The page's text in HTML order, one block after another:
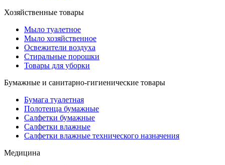
Хозяйственные товары
Мыло туалетное
Мыло хозяйственное
Освежители воздуха
Стиральные порошки
Товары для уборки
Бумажные и санитарно-гигиенические товары
Бумага туалетная
Полотенца бумажные
Салфетки бумажные
Салфетки влажные
Салфетки влажные технического назначения
Медицина